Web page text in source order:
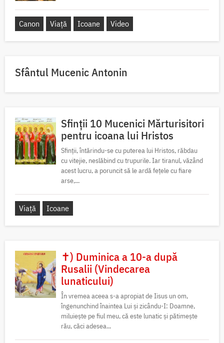
Canon Viață Icoane Video
Sfântul Mucenic Antonin
Sfinții 10 Mucenici Mărturisitori
pentru icoana lui Hristos
Sfinții, întărindu-se cu puterea lui Hristos, răbdau
cu vitejie, neslăbind cu trupurile. Iar tiranul, văzând
acest lucru, a poruncit să le ardă fețele cu fiare
arse,...
Viață Icoane
✝) Duminica a 10-a după
Rusalii (Vindecarea
lunaticului)
În vremea aceea s-a apropiat de Iisus un om,
îngenunchind înaintea Lui și zicându-I: Doamne,
miluiește pe fiul meu, că este lunatic și pătimește
rău, căci adesea...